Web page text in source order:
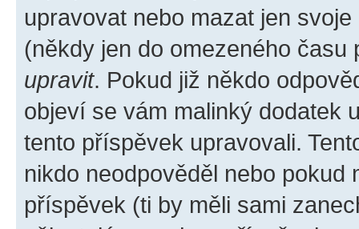
upravovat nebo mazat jen
(někdy jen do omezeného
upravit. Pokud již někdo
objeví se vám malinký dodatek
tento příspěvek upravovali.
nikdo neodpověděl nebo pokud
příspěvek (ti by měli sami